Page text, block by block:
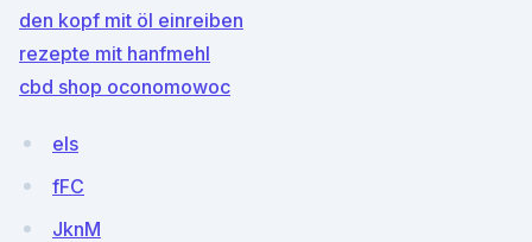
den kopf mit öl einreiben
rezepte mit hanfmehl
cbd shop oconomowoc
els
fFC
JknM